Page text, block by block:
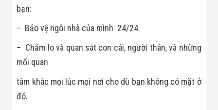
SOÁT RA VÀO
Máy Soi Hành
Lý (X-Ray)
bạn:
– Bảo vệ ngôi nhà của mình 24/24.
– Chăm lo và quan sát con cái, người thân, và những
mối quan
tâm khác mọi lúc mọi nơi cho dù bạn không có mặt ở
đó.